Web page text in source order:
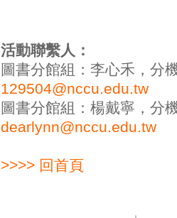
活動聯繫人：
圖書分館組：李心禾，分
129504@nccu.edu.tw
圖書分館組：楊戴寧，分
dearlynn@nccu.edu.tw
>>>> 回首頁